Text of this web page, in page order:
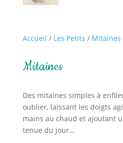
Accueil / Les Petits / Mitaines
Mitaines
Des mitaines simples à
oublier, laissant les doigts
mains au chaud et ajoutant
tenue du jour…